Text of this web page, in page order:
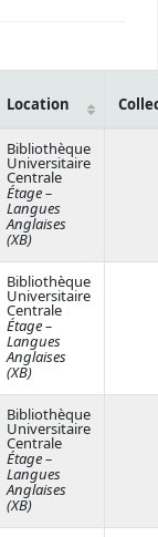
Location
Bibliothèque
Universitaire
Centrale
Étage –
Langues
Anglaises
(XB)
Bibliothèque
Universitaire
Centrale
Étage –
Langues
Anglaises
(XB)
Bibliothèque
Universitaire
Centrale
Étage –
Langues
Anglaises
(XB)